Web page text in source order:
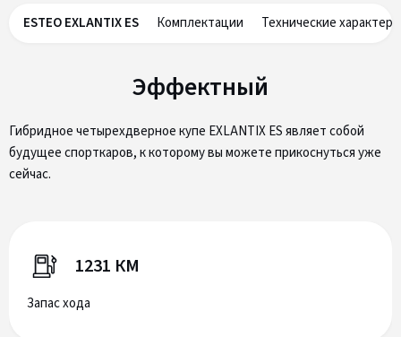
ESTEO EXLANTIX ES Комплектации Технические
Эффектный
Гибридное четырехдверное купе EXLANTIX ES являет собой
будущее спорткаров, к которому вы можете прикоснуться уже
сейчас.
1231 КМ
Запас хода